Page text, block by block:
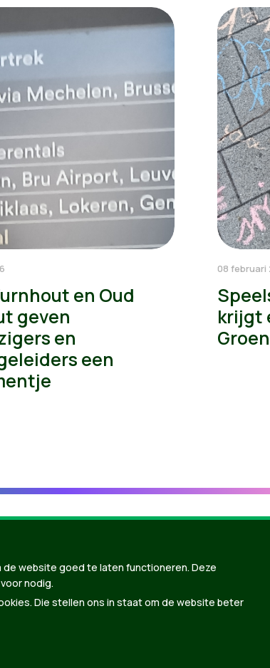
en Oud
geven
en
een
08 februari
krijgt
website goed te laten functioneren. Deze
nodig.
Die stellen ons in staat om de website beter